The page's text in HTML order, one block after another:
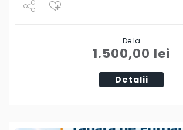
De la
1.500,00 lei
Detalii